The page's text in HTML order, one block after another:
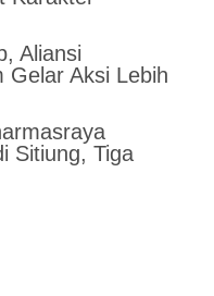
Aliansi
Gelar Aksi Lebih
Sitiung, Tiga